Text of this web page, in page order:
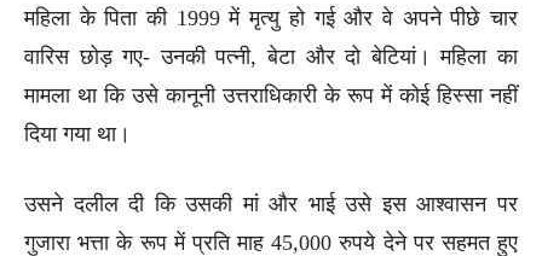
महिला के पिता की 1999 में मृत्यु हो गई और वे अपने पीछे चार
वारिस छोड़ गए- उनकी पत्नी, बेटा और दो बेटियां। महिला का
मामला था कि उसे कानूनी उत्तराधिकारी के रूप में कोई हिस्सा नहीं
दिया गया था।
उसने दलील दी कि उसकी मां और भाई उसे इस आश्वासन पर
गुजारा भत्ता के रूप में प्रति माह 45,000 रुपये देने पर सहमत हुए